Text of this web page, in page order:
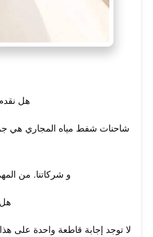
هل
شاحنات شفط مياه المجاري هي
و شركاتنا. من
لا توجد إجابة قاطعة واحدة على